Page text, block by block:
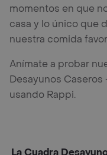
momentos en que
casa y lo único que
nuestra comida
Anímate a probar
Desayunos
usando Rappi.
La Cuadra